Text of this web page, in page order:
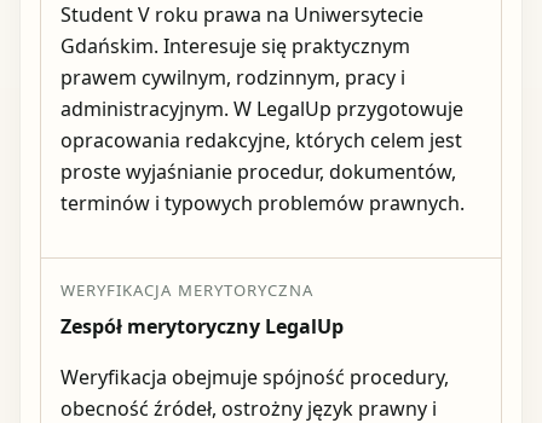
Student V roku prawa na Uniwersytecie
Gdańskim. Interesuje się praktycznym
prawem cywilnym, rodzinnym, pracy i
administracyjnym. W LegalUp przygotowuje
opracowania redakcyjne, których celem jest
proste wyjaśnianie procedur, dokumentów,
terminów i typowych problemów prawnych.
WERYFIKACJA MERYTORYCZNA
Zespół merytoryczny LegalUp
Weryfikacja obejmuje spójność procedury,
obecność źródeł, ostrożny język prawny i